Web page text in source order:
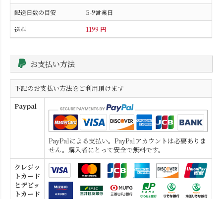
5-9営業日
1199 円
お支払い方法
下記のお支払い方法をご利用頂けます
Paypal
PayPalによる支払い。PayPalアカウントは必要ありま
せん。購入者にとって安全で無料です。
クレジッ
トカード
とデビッ
トカード